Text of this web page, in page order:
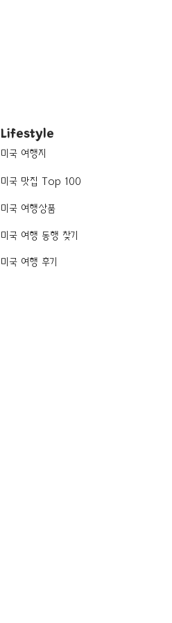
Lifestyle
미국 여행지
미국 맛집 Top 100
미국 여행상품
미국 여행 동행 찾기
미국 여행 후기